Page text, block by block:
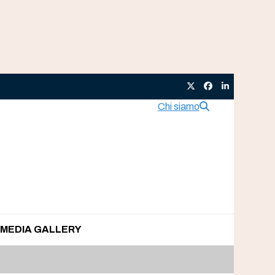
TwitterFacebook
LinkedIn
Chi siamo
MEDIA GALLERY